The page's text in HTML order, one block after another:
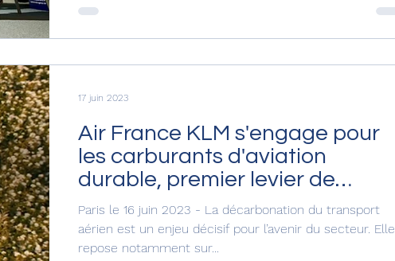
Air France KLM s'engage pour
les carburants d'aviation
durable, premier levier de
décarbonation
Paris le 16 juin 2023 - La décarbonation du transport
aérien est un enjeu décisif pour l’avenir du secteur. Elle
repose notamment sur...
17 juin 2023